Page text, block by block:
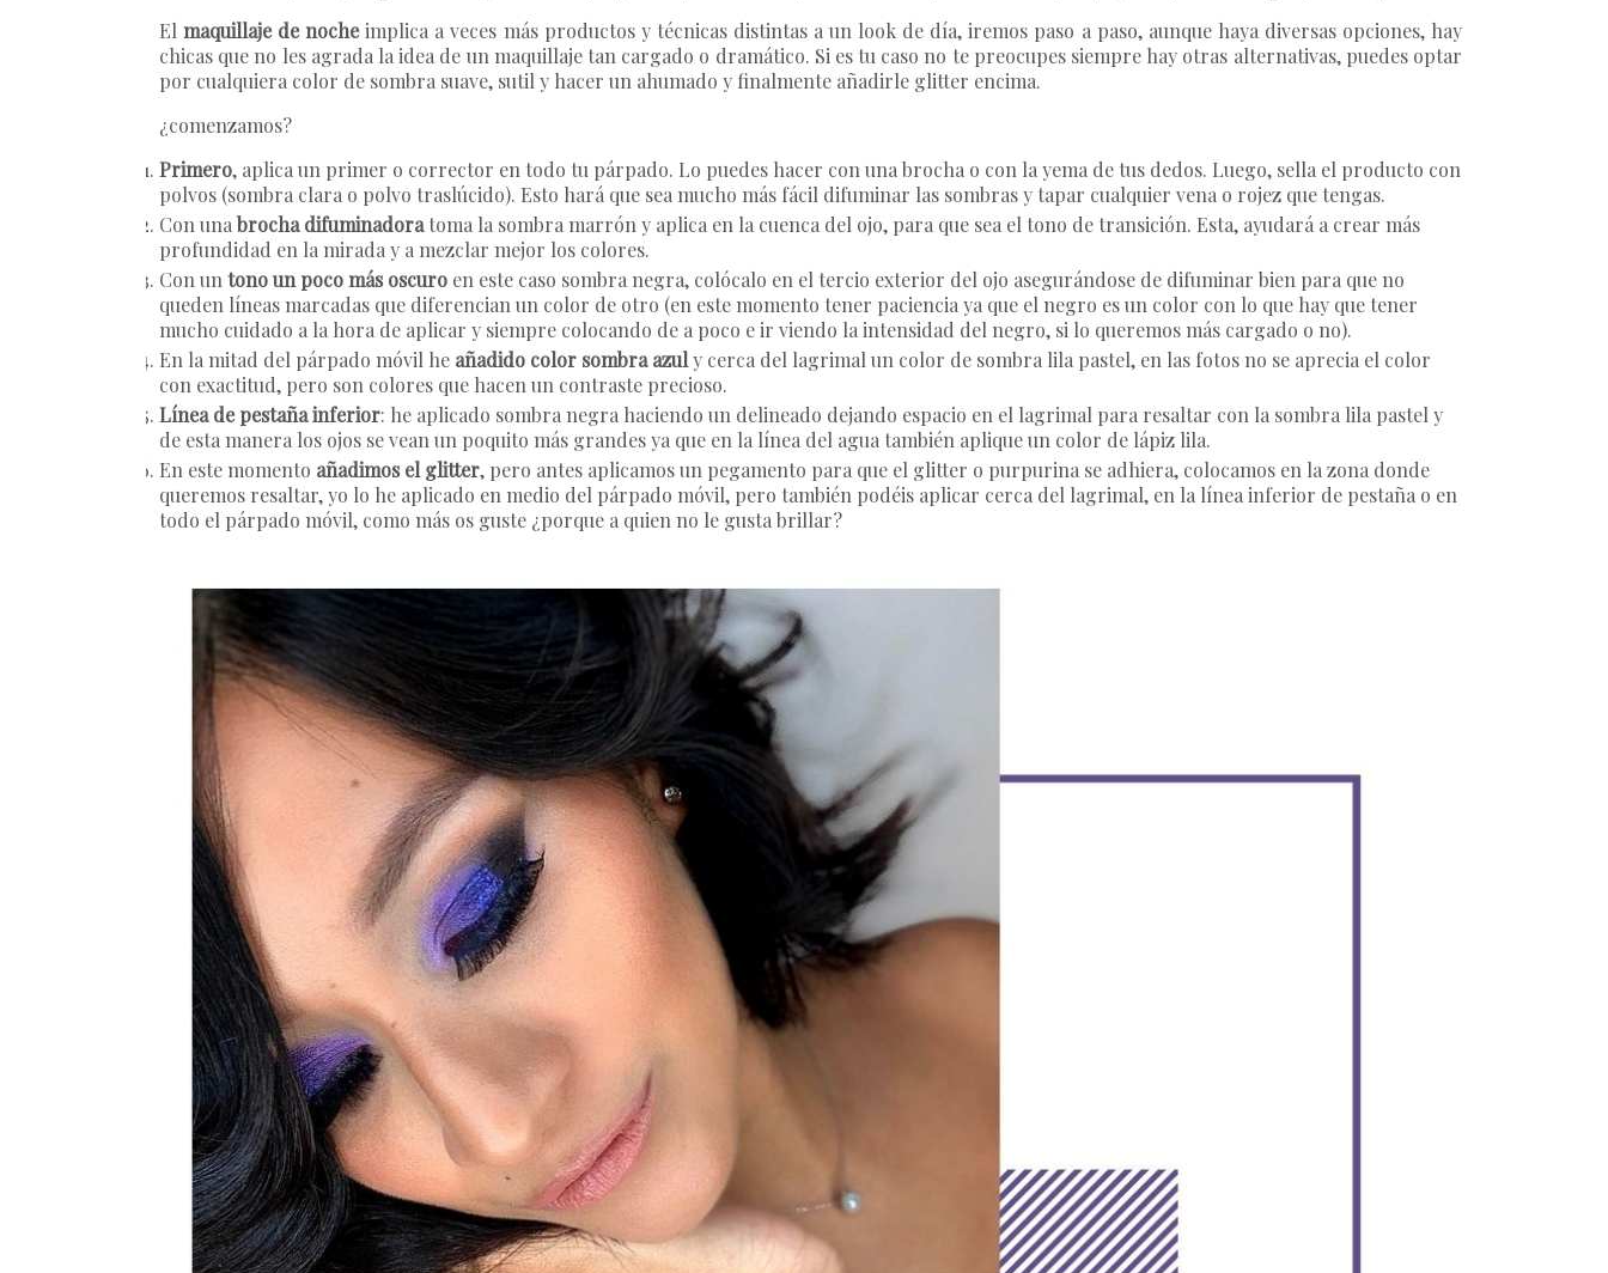
El maquillaje de nocheimplica a veces más productos y técnicas distintas a un look de día, iremos paso a paso, aunque haya diversas opciones, hay
chicas que no les agrada la idea de un maquillaje tan cargado o dramático. Si es tu caso no te preocupes siempre hay otras alternativas, puedes optar
por cualquiera color de sombra suave, sutil y hacer un ahumado y finalmente añadirle glitter encima.
¿comenzamos?
Primero, aplica un primer o corrector en todo tu párpado. Lo puedes hacer con una brocha o con la yema de tus dedos. Luego, sella el producto con
polvos (sombra clara o polvo traslúcido). Esto hará que sea mucho más fácil difuminar las sombras y tapar cualquier vena o rojez que tengas.
Con unabrocha difuminadoratoma la sombra marrón y aplica en la cuenca del ojo, para que sea el tono de transición. Esta, ayudará a crear más
profundidad en la mirada y a mezclar mejor los colores.
Con un tono un poco más oscuro en este caso sombra negra, colócalo en el tercio exterior del ojo asegurándose de difuminar bien para que no
queden líneas marcadas que diferencian un color de otro (en este momento tener paciencia ya que el negro es un color con lo que hay que tener
mucho cuidado a la hora de aplicar y siempre colocando de a poco e ir viendo la intensidad del negro, si lo queremos más cargado o no).
En la mitad del párpado móvil he añadido color sombra azul y cerca del lagrimal un color de sombra lila pastel, en las fotos no se aprecia el color
con exactitud, pero son colores que hacen un contraste precioso.
Línea de pestaña inferior: he aplicado sombra negra haciendo un delineado dejando espacio en el lagrimal para resaltar con la sombra lila pastel y
de esta manera los ojos se vean un poquito más grandes ya que en la línea del agua también aplique un color de lápiz lila.
En este momento añadimos el glitter, pero antes aplicamos un pegamento para que el glitter o purpurina se adhiera, colocamos en la zona donde
queremos resaltar, yo lo he aplicado en medio del párpado móvil, pero también podéis aplicar cerca del lagrimal, en la línea inferior de pestaña o en
todo el párpado móvil, como más os guste ¿porque a quien no le gusta brillar?